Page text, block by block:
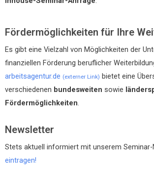
Fördermöglichkeiten für Ihre
Es gibt eine Vielzahl von Möglichkeiten der
finanziellen Förderung beruflicher
arbeitsagentur.de (externer Link) bietet eine
verschiedenen bundesweiten sowie
Fördermöglichkeiten.
Newsletter
Stets aktuell informiert mit unserem Seminar-
eintragen!